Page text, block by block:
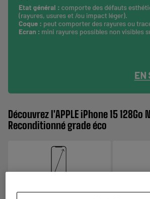
Découvrez l'APPLE iPhone 15 128Go
Reconditionné grade éco